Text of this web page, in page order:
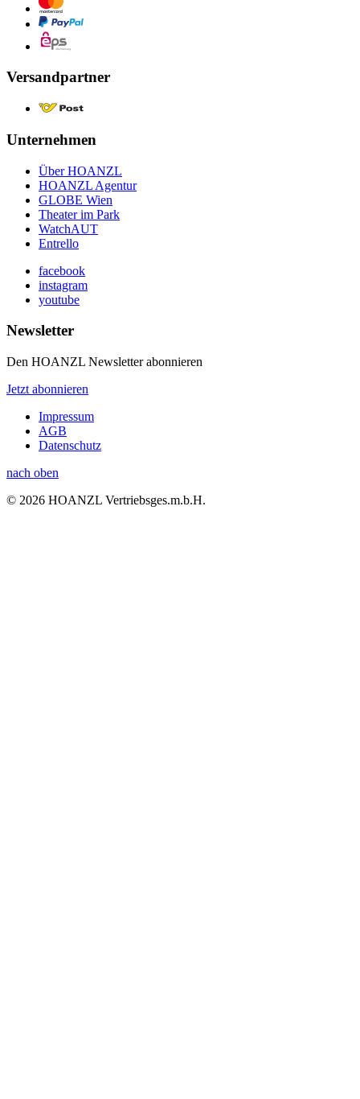
Versandpartner
Unternehmen
Über HOANZL
HOANZL Agentur
GLOBE Wien
Theater im Park
WatchAUT
Entrello
facebook
instagram
youtube
Newsletter
Den HOANZL Newsletter abonnieren
Jetzt abonnieren
Impressum
AGB
Datenschutz
nach oben
© 2026 HOANZL Vertriebsges.m.b.H.